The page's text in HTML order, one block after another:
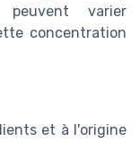
varier
concentration
et à l'origine